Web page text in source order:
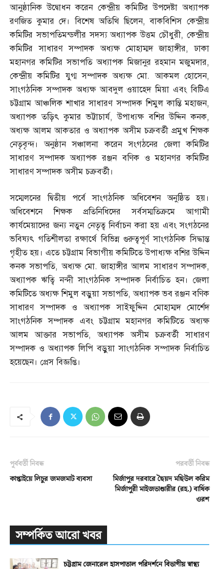
আনুষ্ঠানিক উদ্বোধন করেন কেন্দ্রীয় কমিটির উপদেষ্টা অধ্যাপক
রণজিত কুমার দে। বিশেষ অতিথি ছিলেন,বাকবিশিস কেন্দ্রীয়
কমিটির সভাপতিমন্ডলীর সদস্য অধ্যাপক উত্তম চৌধুরী,কেন্দ্রীয়
কমিটির সাধারণ সম্পাদক অধ্যক্ষ মোহাম্মদ জাহাঙ্গীর,ঢাকা
মহানগর কমিটির সভাপতি অধ্যাপক মিজানুর রহমান মজুমদার,
কেন্দ্রীয় কমিটির যুগ্ম সম্পাদক অধ্যক্ষ মো.আকমল হোসেন,
সাংগঠনিক সম্পাদক অধ্যক্ষ আবদুল ওয়াহেদ মিয়া এবং বিটিএ
চট্টগ্রাম আঞ্চলিক শাখার সাধারণ সম্পাদক শিমুল কান্তি মহাজন,
অধ্যাপক তড়িৎ কুমার ভট্টাচার্য,উপাধ্যক্ষ বশির উদ্দিন কনক,
অধ্যক্ষ আলম আকতার ও অধ্যাপক অসীম চক্রবর্তী প্রমুখ শিক্ষক
নেতৃবৃন্দ। অনুষ্ঠান সঞ্চালনা করেন সংগঠনের জেলা কমিটির
সাধারণ সম্পাদক অধ্যাপক রঞ্জন বণিক ও মহানগর কমিটির
সাধারণ সম্পাদক অসীম চক্রবর্তী।
সম্মেলনের দ্বিতীয় পর্বে সাংগঠনিক অধিবেশন অনুষ্ঠিত হয়।
অধিবেশনে শিক্ষক প্রতিনিধিদের সর্বসম্মতিক্রমে আগামী
কার্যমেয়াদের জন্য নতুন নেতৃত্ব নির্বাচন করা হয় এবং সংগঠনের
ভবিষ্যৎ গতিশীলতা রক্ষার্থে বিভিন্ন গুরুত্বপূর্ণ সাংগঠনিক সিদ্ধান্ত
গৃহীত হয়। এতে চট্টগ্রাম বিভাগীয় কমিটিতে উপাধ্যক্ষ বশির উদ্দিন
কনক সভাপতি,অধ্যক্ষ মো.জাহাঙ্গীর আলম সাধারণ সম্পাদক,
অধ্যাপক ঋত্বি নন্দী সাংগঠনিক সম্পাদক নির্বাচিত হন। জেলা
কমিটিতে অধ্যক্ষ শিমুল বড়ুয়া সভাপতি,অধ্যাপক ভব রঞ্জন বণিক
সাধারণ সম্পাদক ও অধ্যাপক সাইফুদ্দিন মোহাম্মদ মোর্শেদ
সাংগঠনিক সম্পাদক এবং চট্টগ্রাম মহানগর কমিটিতে অধ্যক্ষ
আলম আক্তার সভাপতি,অধ্যাপক অসীম চক্রবর্তী সাধারণ
সম্পাদক ও অধ্যাপক লিপি বড়ুয়া সাংগঠনিক সম্পাদক নির্বাচিত
হয়েছেন। প্রেস বিজ্ঞপ্তি।
পূর্ববর্তী নিবন্ধ
কাপ্তাইয়ে লিচুর জমজমাট ব্যবসা
পরবর্তী নিবন্ধ
মির্জাপুর দরবারে ছৈয়দ মছিউল করিম
মির্জাপুরী মাইজভাণ্ডারীর (রহ.) বার্ষিক
ওরশ
সম্পর্কিত আরো খবর
চট্টগ্রাম জেনারেল হাসপাতাল পরিদর্শনে বিভাগীয় স্বাস্থ্য